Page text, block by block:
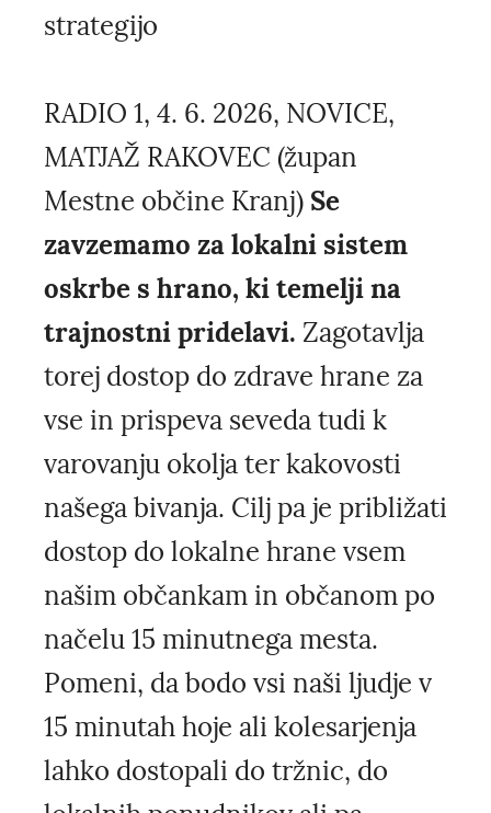
strategijo
RADIO 1, 4. 6. 2026, NOVICE,
MATJAŽ RAKOVEC (župan
Mestne občine Kranj) Se
zavzemamo za lokalni sistem
oskrbe s hrano, ki temelji na
trajnostni pridelavi. Zagotavlja
torej dostop do zdrave hrane za
vse in prispeva seveda tudi k
varovanju okolja ter kakovosti
našega bivanja. Cilj pa je približati
dostop do lokalne hrane vsem
našim občankam in občanom po
načelu 15 minutnega mesta.
Pomeni, da bodo vsi naši ljudje v
15 minutah hoje ali kolesarjenja
lahko dostopali do tržnic, do